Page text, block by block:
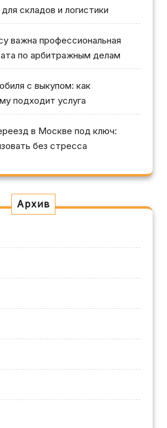
складов и логистики
важна профессиональная
по арбитражным делам
с выкупом: как
подходит услуга
в Москве под ключ:
без стресса
Архив